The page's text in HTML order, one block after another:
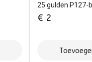
25 gulden P127-
€ 2